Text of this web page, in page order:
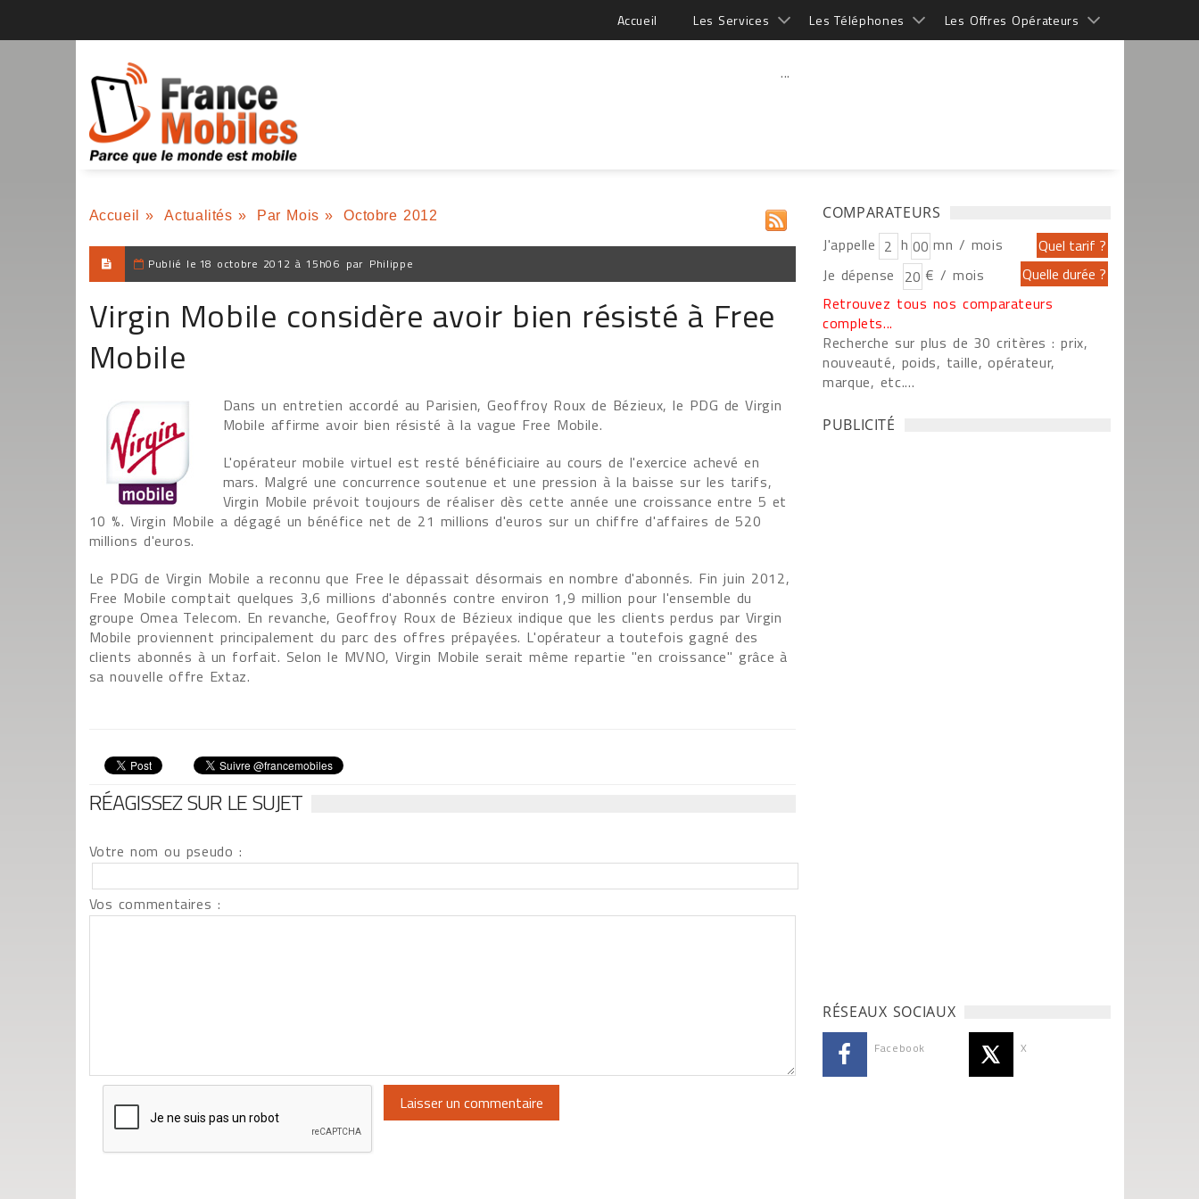
Accueil Les Services Les Téléphones Les Offres Opérateurs
...
Accueil » Actualités » Par Mois » Octobre 2012
Publié le 18 octobre 2012 à 15h06 par Philippe
Virgin Mobile considère avoir bien résisté à Free
Mobile
Dans un entretien accordé au Parisien, Geoffroy Roux de Bézieux, le PDG de Virgin
Mobile affirme avoir bien résisté à la vague Free Mobile.
L'opérateur mobile virtuel est resté bénéficiaire au cours de l'exercice achevé en
mars. Malgré une concurrence soutenue et une pression à la baisse sur les tarifs,
Virgin Mobile prévoit toujours de réaliser dès cette année une croissance entre 5 et
10 %. Virgin Mobile a dégagé un bénéfice net de 21 millions d'euros sur un chiffre d'affaires de 520
millions d'euros.
Le PDG de Virgin Mobile a reconnu que Free le dépassait désormais en nombre d'abonnés. Fin juin 2012,
Free Mobile comptait quelques 3,6 millions d'abonnés contre environ 1,9 million pour l'ensemble du
groupe Omea Telecom. En revanche, Geoffroy Roux de Bézieux indique que les clients perdus par Virgin
Mobile proviennent principalement du parc des offres prépayées. L'opérateur a toutefois gagné des
clients abonnés à un forfait. Selon le MVNO, Virgin Mobile serait même repartie "en croissance" grâce à
sa nouvelle offre Extaz.
RÉAGISSEZ SUR LE SUJET
Votre nom ou pseudo :
Vos commentaires :
COMPARATEURS
J'appelle h
mn / mois
Je dépense
€ / mois
Retrouvez tous nos comparateurs
complets...
Recherche sur plus de 30 critères : prix,
nouveauté, poids, taille, opérateur,
marque, etc....
PUBLICITÉ
RÉSEAUX SOCIAUX
Facebook X